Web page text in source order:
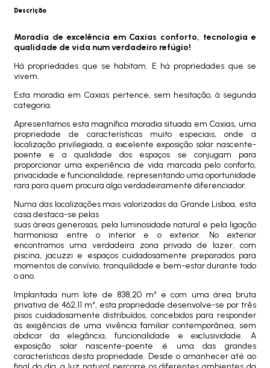
Descrição
Moradia de excelência em Caxias conforto, tecnologia e
qualidade de vida num verdadeiro refúgio!
Há propriedades que se habitam. E há propriedades que se
vivem.
Esta moradia em Caxias pertence, sem hesitação, à segunda
categoria.
Apresentamos esta magnífica moradia situada em Caxias, uma
propriedade de características muito especiais, onde a
localização privilegiada, a excelente exposição solar nascente-
poente e a qualidade dos espaços se conjugam para
proporcionar uma experiência de vida marcada pelo conforto,
privacidade e funcionalidade, representando uma oportunidade
rara para quem procura algo verdadeiramente diferenciador.
Numa das localizações mais valorizadas da Grande Lisboa, esta
casa destaca-se pelas
suas áreas generosas, pela luminosidade natural e pela ligação
harmoniosa entre o interior e o exterior. No exterior
encontramos uma verdadeira zona privada de lazer, com
piscina, jacuzzi e espaços cuidadosamente preparados para
momentos de convívio, tranquilidade e bem-estar durante todo
o ano.
Implantada num lote de 838,20 m² e com uma área bruta
privativa de 462,11 m², esta propriedade desenvolve-se por três
pisos cuidadosamente distribuídos, concebidos para responder
às exigências de uma vivência familiar contemporânea, sem
abdicar da elegância, funcionalidade e exclusividade. A
exposição solar nascente-poente é uma das grandes
características desta propriedade. Desde o amanhecer até ao